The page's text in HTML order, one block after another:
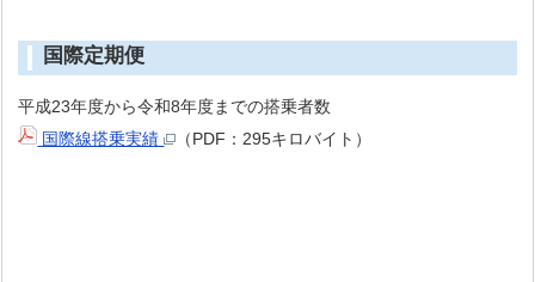
国際定期便
平成23年度から令和8年度までの搭乗者数
国際線搭乗実績
（PDF：295キロバイト）